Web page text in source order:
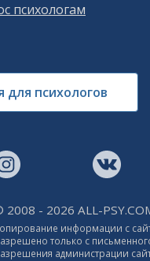
психологам
для психологов
2008 - 2026 ALL-
информации с
только с
администрации